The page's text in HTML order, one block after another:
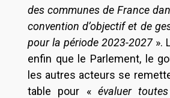
des communes de France
convention d’objectif et de
pour la période 2023-2027 ».
enfin que le Parlement, le
les autres acteurs se
table pour « évaluer